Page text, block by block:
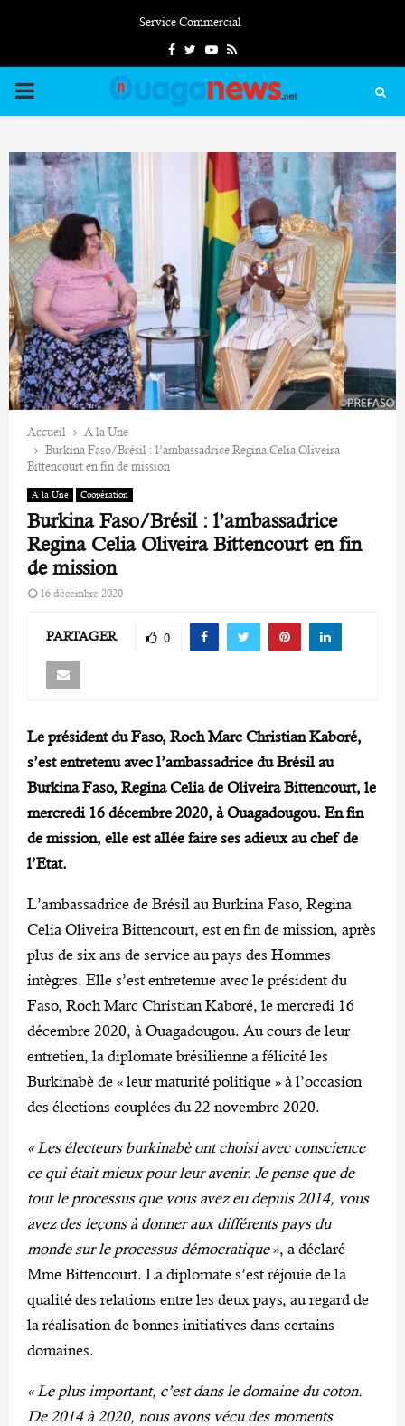
Service Commercial
FacebookTwitterYoutube
Rss
PRIMARY
Accueil
A la Une
Burkina Faso/Brésil : l’ambassadrice Regina Celia Oliveira
Bittencourt en fin de mission
A la Une Coopération
Burkina Faso/Brésil : l’ambassadrice
Regina Celia Oliveira Bittencourt en fin
de mission
16 décembre 2020
PARTAGER 0
Le président du Faso, Roch Marc Christian Kaboré,
s’est entretenu avec l’ambassadrice du Brésil au
Burkina Faso, Regina Celia de Oliveira Bittencourt, le
mercredi 16 décembre 2020, à Ouagadougou. En fin
de mission, elle est allée faire ses adieux au chef de
l’Etat.
L’ambassadrice de Brésil au Burkina Faso, Regina
Celia Oliveira Bittencourt, est en fin de mission, après
plus de six ans de service au pays des Hommes
intègres. Elle s’est entretenue avec le président du
Faso, Roch Marc Christian Kaboré, le mercredi 16
décembre 2020, à Ouagadougou. Au cours de leur
entretien, la diplomate brésilienne a félicité les
Burkinabè de « leur maturité politique » à l’occasion
des élections couplées du 22 novembre 2020.
« Les électeurs burkinabè ont choisi avec conscience
ce qui était mieux pour leur avenir. Je pense que de
tout le processus que vous avez eu depuis 2014, vous
avez des leçons à donner aux différents pays du
monde sur le processus démocratique», a déclaré
Mme Bittencourt. La diplomate s’est réjouie de la
qualité des relations entre les deux pays, au regard de
la réalisation de bonnes initiatives dans certains
domaines.
« Le plus important, c’est dans le domaine du coton.
De 2014 à 2020, nous avons vécu des moments